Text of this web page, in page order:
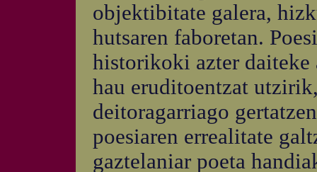
objektibitate galera,
hutsaren faboretan.
historikoki azter daiteke
hau eruditoentzat
deitoragarriago
poesiaren errealitate
gaztelaniar poeta